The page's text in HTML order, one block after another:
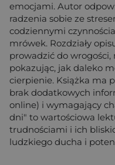
emocjami. Autor
radzenia sobie ze
codziennymi
mrówek. Rozdziały
prowadzić do
pokazując, jak daleko
cierpienie. Książka ma
brak dodatkowych
online) i wymagający
dni" to wartościowa
trudnościami i ich
ludzkiego ducha i